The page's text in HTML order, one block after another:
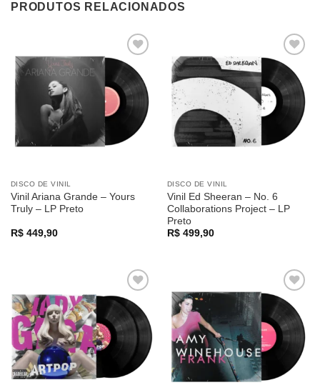
PRODUTOS RELACIONADOS
Adicionar
a lista de
desejos
DISCO DE VINIL
Vinil Ariana Grande – Yours
Truly – LP Preto
R$449,90
Adicionar
a lista de
desejos
DISCO DE VINIL
Vinil Ed Sheeran – No. 6
Collaborations Project – LP
Preto
R$499,90
Adicionar
a lista de
desejos
Adicionar
a lista de
desejos